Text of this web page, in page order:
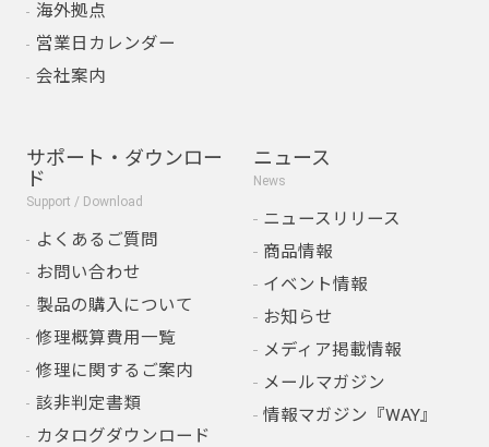
海外拠点
営業日カレンダー
会社案内
サポート・ダウンロー
ド
Support / Download
よくあるご質問
お問い合わせ
製品の購入について
修理概算費用一覧
修理に関するご案内
該非判定書類
カタログダウンロード
ニュース
News
ニュースリリース
商品情報
イベント情報
お知らせ
メディア掲載情報
メールマガジン
情報マガジン『WAY』